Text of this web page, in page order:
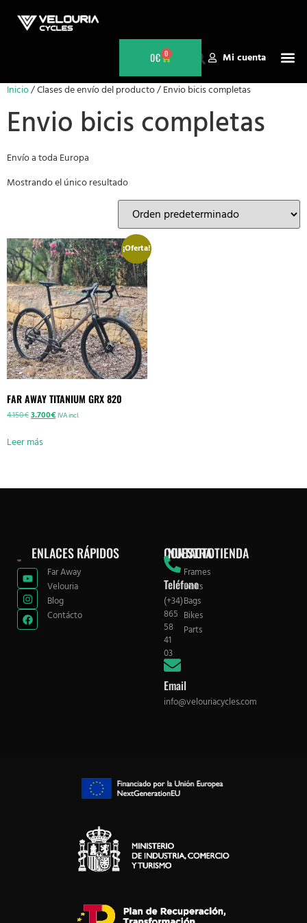
Mi cuenta
0€ 0
Inicio/ Clases de envío del producto / Envio bicis completas
Envio bicis completas
Envío a toda Europa
Mostrando el único resultado
¡Oferta!
FAR AWAY TITANIUM GRX 820
4.150€3.700€ IVA incl.
Leer más
ENLACES RÁPIDOS
Far Away
Velouria
Blog
Contácto
CONTACTO
Teléfono
(+34)
865
58
41
03
Email
info@velouriacycles.com
NUESTRA TIENDA
Frames
Forks
Bags
Bikes
Parts